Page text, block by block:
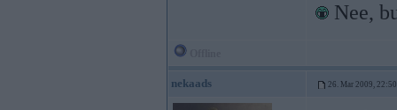
Nee,
nekaads 26. Mar 2009, 22:50